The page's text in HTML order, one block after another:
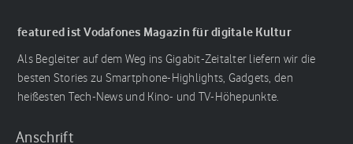
featured ist Vodafones Magazin für digitale Kultur
Als Begleiter auf dem Weg ins Gigabit-Zeitalter liefern wir die
besten Stories zu Smartphone-Highlights, Gadgets, den
heißesten Tech-News und Kino- und TV-Höhepunkte.
Anschrift